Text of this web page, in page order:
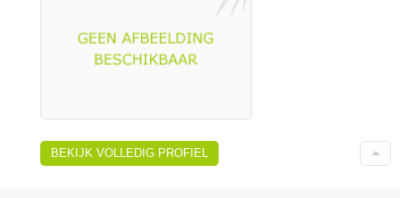
BEKIJK VOLLEDIG PROFIEL